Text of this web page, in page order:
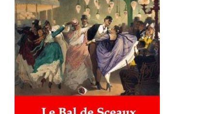
AJOUTER AU PANIER / DÉTAILS